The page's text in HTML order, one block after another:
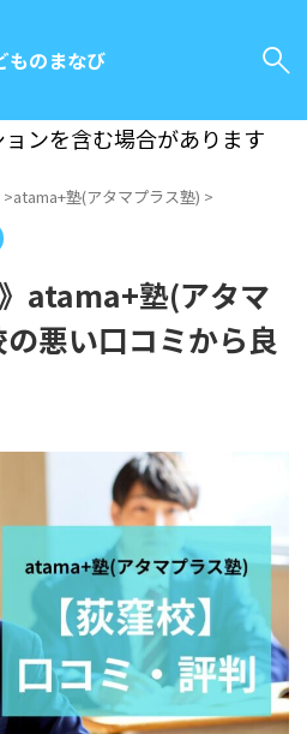
ものまなび
ンを含む場合があります
>atama+塾(アタマプラス塾) >
atama+塾(アタマ
悪い口コミから良